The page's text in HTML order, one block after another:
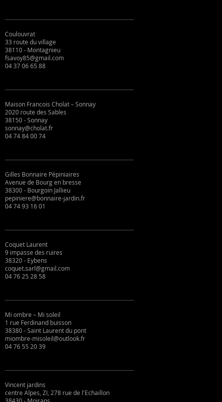
Coulouvrat
33 route du village
38110 - Montagnieu
fsavoy85@gmail.com
04 37 06 65 88
Maison Francois Cholat – Sonnay
2020 route des Sables
38150 - Sonnay
sonnay@cholat.fr
04 74 84 00 74
Gilles Bonnaire Pépiniaires
Avenue de Bourg en bresse
38300 - Bourgoin Jallieu
pepiniere@bonnaire-jardin.fr
04 74 93 16 01
Coquet Laurent
9 impasse des ruires
38320 - Eybens
coquet.sarl@gmail.com
04 76 25 28 58
Mi ombre – Mi soleil
1 rue Ferdinand buisson
38380 - Saint Laurent du pont
miombre-misoleil@outlook.fr
04 76 55 20 39
Vincent jardins
centre Alpes, ZI, 278 rue de l'Echaillon
38430 - Moirans